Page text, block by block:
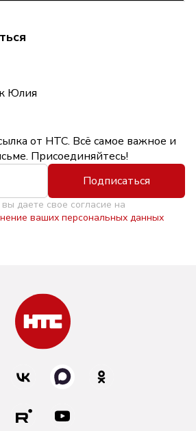
Юлия
от НТС. Всё самое важное и
Присоединяйтесь!
Подписаться
даете свое согласие на
ваших персональных данных